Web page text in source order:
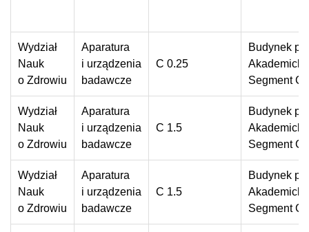
Wydział
Nauk
o Zdrowiu
Aparatura
i urządzenia
badawcze
C 0.25
Budynek
Segment C
Wydział
Nauk
o Zdrowiu
Aparatura
i urządzenia
badawcze
C 1.5
Budynek
Segment C
Wydział
Nauk
o Zdrowiu
Aparatura
i urządzenia
badawcze
C 1.5
Budynek
Segment C